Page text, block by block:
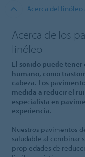
Acerca del linóleo
Acerca de los
linóleo
El sonido puede tener
humano, como
cabeza. Los
medida a reducir el
especialista en
experiencia.
Nuestros pavimentos
saludable al combinar
propiedades de